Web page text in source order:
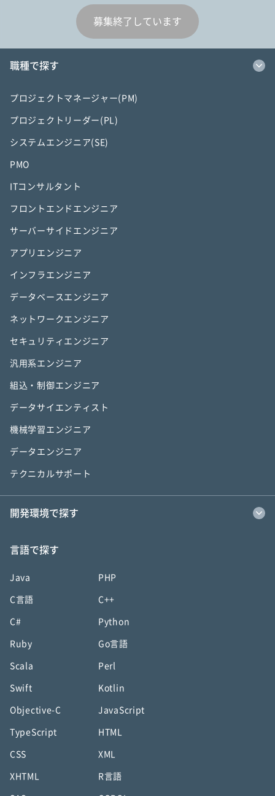
募集終了しています
職種で探す
プロジェクトマネージャー(PM)
プロジェクトリーダー(PL)
システムエンジニア(SE)
PMO
ITコンサルタント
フロントエンドエンジニア
サーバーサイドエンジニア
アプリエンジニア
インフラエンジニア
データベースエンジニア
ネットワークエンジニア
セキュリティエンジニア
汎用系エンジニア
組込・制御エンジニア
データサイエンティスト
機械学習エンジニア
データエンジニア
テクニカルサポート
開発環境で探す
言語で探す
Java PHP
C言語 C++
C# Python
Ruby Go言語
Scala Perl
Swift Kotlin
Objective-C JavaScript
TypeScript HTML
CSS XML
XHTML R言語